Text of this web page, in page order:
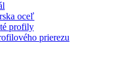
oceľ
profily
prierezu